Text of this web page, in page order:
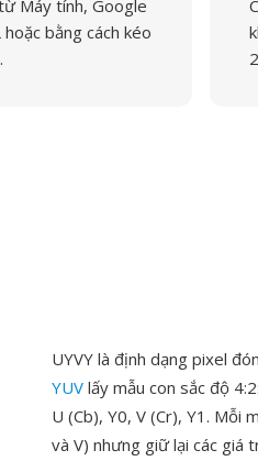
Máy tính, Google
bằng cách kéo
UYVY là định dạng pixel
YUV lấy mẫu con sắc độ
U (Cb), Y0, V (Cr), Y1. Mỗi
và V) nhưng giữ lại các giá